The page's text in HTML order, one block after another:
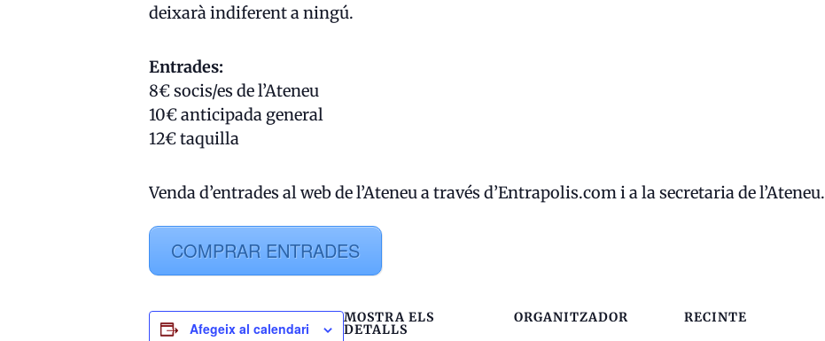
deixarà indiferent a ningú.
Entrades:
8€ socis/es de l’Ateneu
10€ anticipada general
12€ taquilla
Venda d’entrades al web de l’Ateneu a través d’Entrapolis.com i a la secretaria de l’Ateneu.
COMPRAR ENTRADES
Afegeix al calendari
MOSTRA ELS
DETALLS
ORGANITZADOR RECINTE